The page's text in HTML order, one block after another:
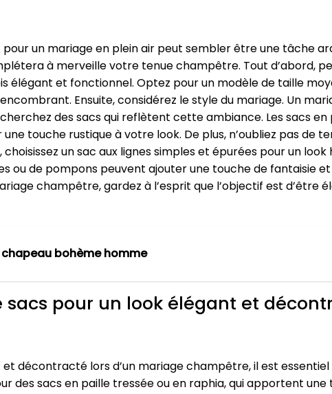
un mariage en plein air peut sembler être une tâche
à merveille votre tenue champêtre. Tout d’abord,
élégant et fonctionnel. Optez pour un modèle de taille
Ensuite, considérez le style du mariage. Un
des sacs qui reflètent cette ambiance. Les sacs
touche rustique à votre look. De plus, n’oubliez pas de
un sac aux lignes simples et épurées pour un look
ou de pompons peuvent ajouter une touche de fantaisie
champêtre, gardez à l’esprit que l’objectif est
chapeau bohème homme
sacs pour un look élégant et
et décontracté lors d’un mariage champêtre, il est
des sacs en paille tressée ou en raphia, qui apportent